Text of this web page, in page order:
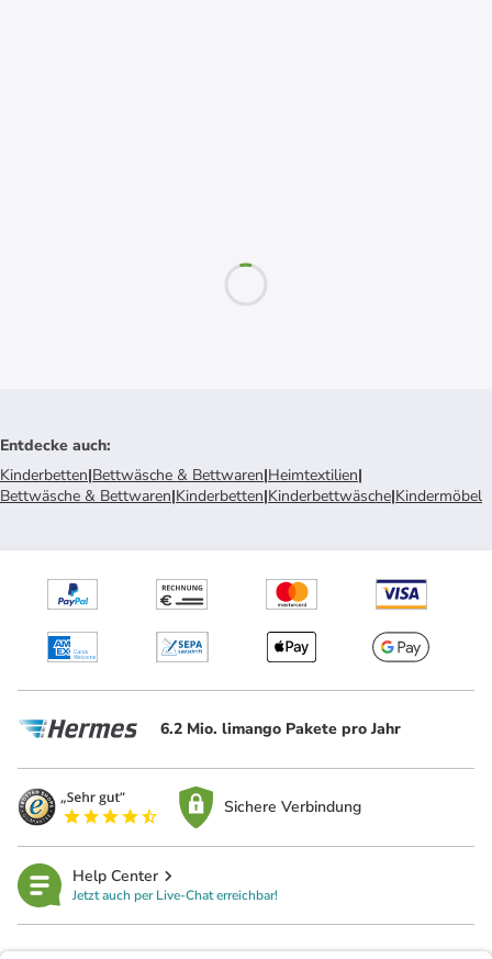
Entdecke auch:
Kinderbetten|Bettwäsche & Bettwaren|Heimtextilien|
Bettwäsche & Bettwaren|Kinderbetten|Kinderbettwäsche|Kindermöbel
6.2 Mio. limango Pakete pro Jahr
Sichere Verbindung
Help Center
Jetzt auch per Live-Chat erreichbar!